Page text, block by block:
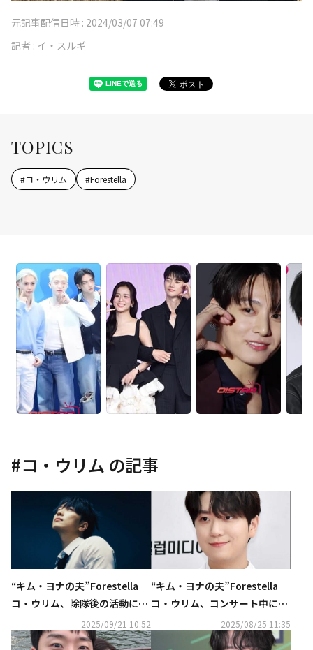
元記事配信日時 : 2024/03/07 07:49
記者 : イ・スルギ
TOPICS
#コ・ウリム #Forestella
#コ・ウリム の記事
“キム・ヨナの夫”Forestella
コ・ウリム、除隊後の活動に対
する意気込み語る「より自由に
力強く走っていく」
2025/09/21 10:52
“キム・ヨナの夫”Forestella
コ・ウリム、コンサート中に負
2025/08/25 11:35